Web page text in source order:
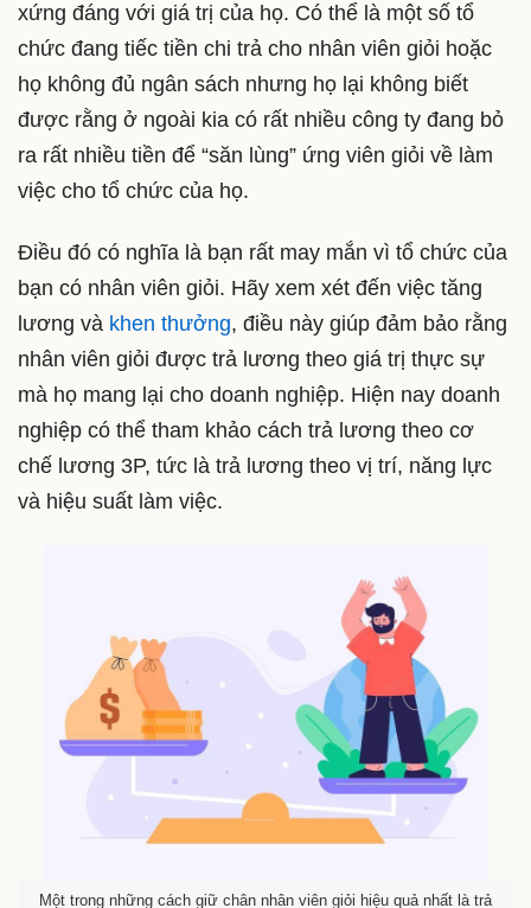
xứng đáng với giá trị của họ. Có thể là một số tổ
chức đang tiếc tiền chi trả cho nhân viên giỏi hoặc
họ không đủ ngân sách nhưng họ lại không biết
được rằng ở ngoài kia có rất nhiều công ty đang bỏ
ra rất nhiều tiền để “săn lùng” ứng viên giỏi về làm
việc cho tổ chức của họ.
Điều đó có nghĩa là bạn rất may mắn vì tổ chức của
bạn có nhân viên giỏi. Hãy xem xét đến việc tăng
lương và khen thưởng, điều này giúp đảm bảo rằng
nhân viên giỏi được trả lương theo giá trị thực sự
mà họ mang lại cho doanh nghiệp. Hiện nay doanh
nghiệp có thể tham khảo cách trả lương theo cơ
chế lương 3P, tức là trả lương theo vị trí, năng lực
và hiệu suất làm việc.
Một trong những cách giữ chân nhân viên giỏi hiệu quả nhất là trả